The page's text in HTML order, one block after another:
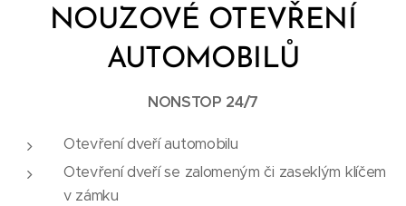
NOUZOVÉ OTEVŘENÍ
AUTOMOBILŮ
NONSTOP 24/7
Otevření dveří automobilu
Otevření dveří se zalomeným či zaseklým klíčem
v zámku